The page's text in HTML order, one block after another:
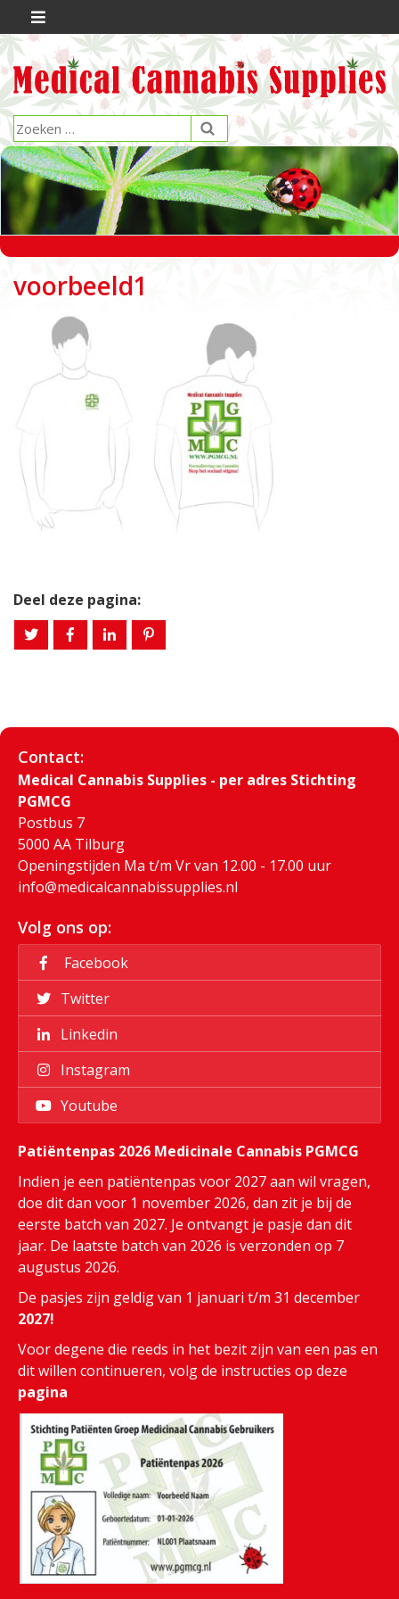
voorbeeld1
Deel deze pagina:
Contact:
Medical Cannabis Supplies - per adres Stichting
PGMCG
Postbus 7
5000 AA Tilburg
Openingstijden Ma t/m Vr van 12.00 - 17.00 uur
info@medicalcannabissupplies.nl
Volg ons op:
Facebook
Twitter
Linkedin
Instagram
Youtube
Patiëntenpas 2026 Medicinale Cannabis PGMCG
Indien je een patiëntenpas voor 2027 aan wil vragen,
doe dit dan voor 1 november 2026, dan zit je bij de
eerste batch van 2027. Je ontvangt je pasje dan dit
jaar. De laatste batch van 2026 is verzonden op 7
augustus 2026.
De pasjes zijn geldig van 1 januari t/m 31 december
2027!
Voor degene die reeds in het bezit zijn van een pas en
dit willen continueren, volg de instructies op deze
pagina